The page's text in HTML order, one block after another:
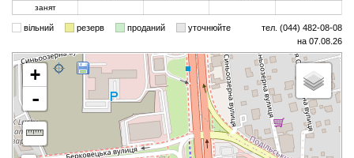
занят
вільний резерв проданий уточнюйте
тел. (044) 482-08-08
на 07.08.26
+
-